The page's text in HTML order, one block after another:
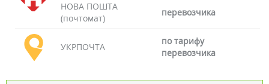
НОВА ПОШТА
(почтомат)
перевозчика
УКРПОЧТА
по тарифу
перевозчика